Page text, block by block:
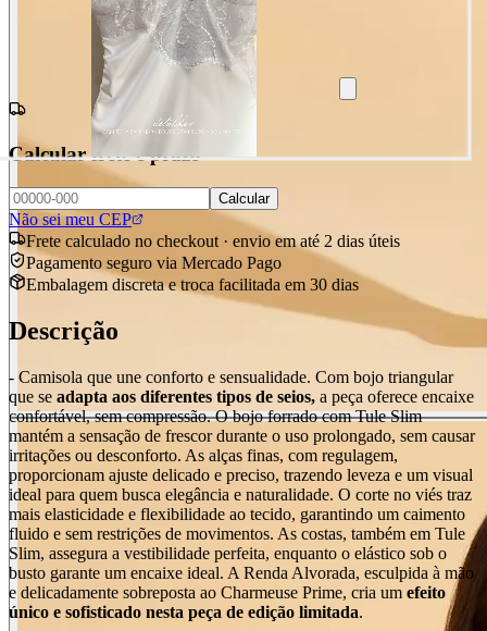
Calcular frete e prazo
Calcular
Não sei meu CEP
Frete calculado no checkout · envio em até 2 dias úteis
Pagamento seguro via Mercado Pago
Embalagem discreta e troca facilitada em 30 dias
Descrição
- Camisola que une conforto e sensualidade. Com bojo triangular
que se adapta aos diferentes tipos de seios, a peça oferece encaixe
confortável, sem compressão. O bojo forrado com Tule Slim
mantém a sensação de frescor durante o uso prolongado, sem causar
irritações ou desconforto. As alças finas, com regulagem,
proporcionam ajuste delicado e preciso, trazendo leveza e um visual
ideal para quem busca elegância e naturalidade. O corte no viés traz
mais elasticidade e flexibilidade ao tecido, garantindo um caimento
fluido e sem restrições de movimentos. As costas, também em Tule
Slim, assegura a vestibilidade perfeita, enquanto o elástico sob o
busto garante um encaixe ideal. A Renda Alvorada, esculpida à mão
e delicadamente sobreposta ao Charmeuse Prime, cria um efeito
único e sofisticado nesta peça de edição limitada.